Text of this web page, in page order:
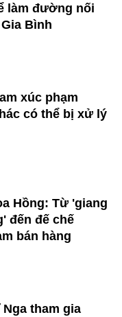
làm đường nối
Bình
xúc phạm
có thể bị xử lý
Hồng: Từ 'giang
đến đế chế
bán hàng
tham gia